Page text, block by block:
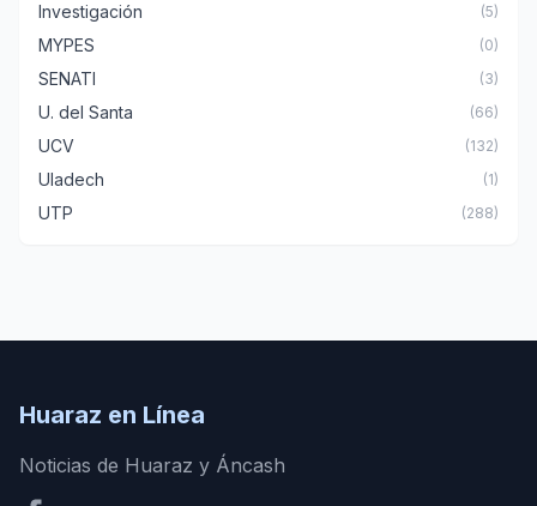
Investigación (5)
MYPES (0)
SENATI (3)
U. del Santa (66)
UCV (132)
Uladech (1)
UTP (288)
Huaraz en Línea
Noticias de Huaraz y Áncash